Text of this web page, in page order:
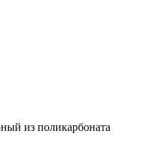
из поликарбоната